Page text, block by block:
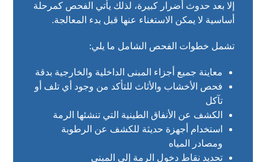
إلا بعد حدوث أضرار كبيرة، لذلك يأتي الفحص كمرحلة
أساسية لا يمكن الاستغناء عنها قبل بدء المعالجة.
تشمل خطوات الفحص الشامل ما يلي:
معاينة جميع أجزاء المبنى الداخلية والخارجية بدقة
فحص الأخشاب والأثاث للتأكد من وجود أي تلف أو
تآكل
الكشف عن الأنفاق الطينية التي تنشئها الرمة
استخدام أجهزة حديثة للكشف عن الرطوبة
ومصادر المياه
تحديد نقاط دخول الرمة إلى المبنى